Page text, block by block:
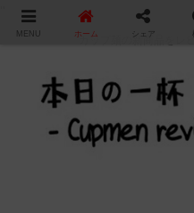
カップ麺の新商品をレ
MENU ホーム シェア